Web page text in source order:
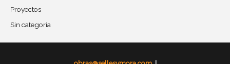
Proyectos
Sin categoría